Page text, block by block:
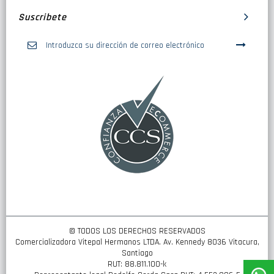
Suscribete
© TODOS LOS DERECHOS RESERVADOS
Comercializadora Vitepal Hermanos LTDA. Av. Kennedy 8036 Vitacura,
Santiago
RUT: 88.811.100-k